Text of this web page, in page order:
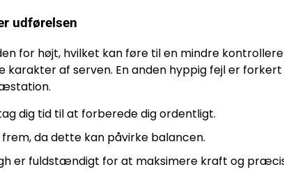
udførelsen
for højt, hvilket kan føre til en mindre
af serven. En anden hyppig fejl er
dig tid til at forberede dig ordentligt.
da dette kan påvirke balancen.
er fuldstændigt for at maksimere kraft og